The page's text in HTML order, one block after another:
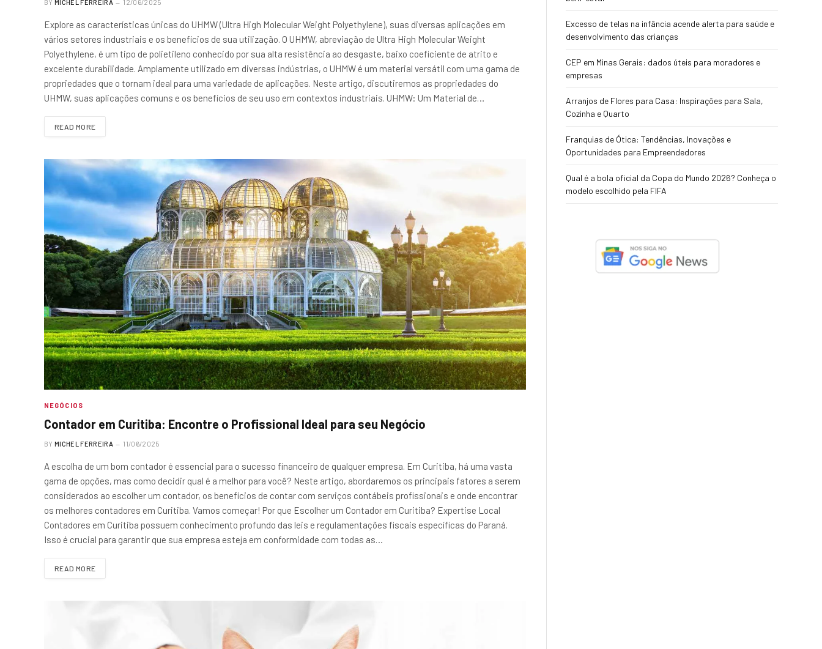
BY MICHEL FERREIRA 12/06/2025
Explore as características únicas do UHMW (Ultra High Molecular Weight Polyethylene), suas diversas aplicações em
vários setores industriais e os benefícios de sua utilização. O UHMW, abreviação de Ultra High Molecular Weight
Polyethylene, é um tipo de polietileno conhecido por sua alta resistência ao desgaste, baixo coeficiente de atrito e
excelente durabilidade. Amplamente utilizado em diversas indústrias, o UHMW é um material versátil com uma gama de
propriedades que o tornam ideal para uma variedade de aplicações. Neste artigo, discutiremos as propriedades do
UHMW, suas aplicações comuns e os benefícios de seu uso em contextos industriais. UHMW: Um Material de…
READ MORE
NEGÓCIOS
Contador em Curitiba: Encontre o Profissional Ideal para seu Negócio
BY MICHEL FERREIRA 11/06/2025
A escolha de um bom contador é essencial para o sucesso financeiro de qualquer empresa. Em Curitiba, há uma vasta
gama de opções, mas como decidir qual é a melhor para você? Neste artigo, abordaremos os principais fatores a serem
considerados ao escolher um contador, os benefícios de contar com serviços contábeis profissionais e onde encontrar
os melhores contadores em Curitiba. Vamos começar! Por que Escolher um Contador em Curitiba? Expertise Local
Contadores em Curitiba possuem conhecimento profundo das leis e regulamentações fiscais específicas do Paraná.
Isso é crucial para garantir que sua empresa esteja em conformidade com todas as…
READ MORE
Excesso de telas na infância acende alerta para saúde e
desenvolvimento das crianças
CEP em Minas Gerais: dados úteis para moradores e
empresas
Arranjos de Flores para Casa: Inspirações para Sala,
Cozinha e Quarto
Franquias de Ótica: Tendências, Inovações e
Oportunidades para Empreendedores
Qual é a bola oficial da Copa do Mundo 2026? Conheça o
modelo escolhido pela FIFA